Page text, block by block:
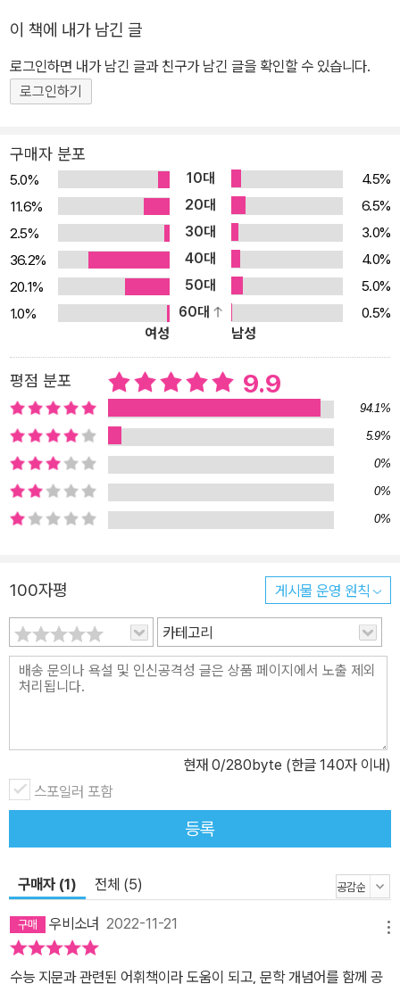
‘어휘 미리보기’에서 이해한 표제어를 기출 문제로 확인 - 문제를 통
해 어휘의 문맥적 의미를 정확하게 체화 가능 - 철저한 기출 예문을
바탕으로 한 문제로, 실전 감각 향상에 도움 4. 체계적인 학습 구성 -
28일 구성으로, 스스로 계획을 세워 학습하기 용이 - 학습한 어휘들
하기 쉬운 단어, 관용 표현 수록
이 책에 내가 남긴 글
로그인하면 내가 남긴 글과 친구가 남긴 글을 확인할 수 있습니다.
로그인하기
구매자 분포
5.0% 10대
4.5%
11.6%
20대
6.5%
2.5%
30대
3.0%
36.2%
40대
4.0%
20.1%
50대
5.0%
1.0%
60대
0.5%
여성
남성
평점 분포 9.9
94.1%
5.9%
0%
0%
0%
100자평 게시물 운영 원칙
카테고리
현재 0/280byte (한글 140자 이내)
스포일러 포함
등록
구매자 (1) 전체 (5)
우비소녀 2022-11-21
수능 지문과 관련된 어휘책이라 도움이 되고, 문학 개념어를 함께 공